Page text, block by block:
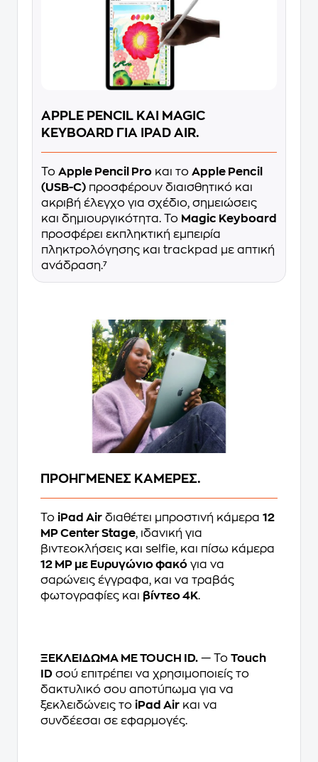
APPLE PENCIL ΚΑΙ MAGIC
KEYBOARD ΓΙΑ IPAD AIR.
Το Apple Pencil Pro και το Apple Pencil
(USB-C) προσφέρουν διαισθητικό και
ακριβή έλεγχο για σχέδιο, σημειώσεις
και δημιουργικότητα. Το Magic Keyboard
προσφέρει εκπληκτική εμπειρία
πληκτρολόγησης και trackpad με απτική
ανάδραση.⁷
ΠΡΟΗΓΜΕΝΕΣ ΚΑΜΕΡΕΣ.
Το iPad Air διαθέτει μπροστινή κάμερα 12
MP Center Stage, ιδανική για
βιντεοκλήσεις και selfie, και πίσω κάμερα
12 MP με Ευρυγώνιο φακό για να
σαρώνεις έγγραφα, και να τραβάς
φωτογραφίες και βίντεο 4K.
ΞΕΚΛΕΙΔΩΜΑ ΜΕ TOUCH ID. — Το Touch
ID σού επιτρέπει να χρησιμοποιείς το
δακτυλικό σου αποτύπωμα για να
ξεκλειδώνεις το iPad Air και να
συνδέεσαι σε εφαρμογές.